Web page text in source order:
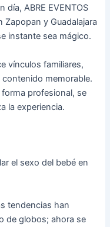
día, ABRE EVENTOS
Zapopan y Guadalajara
instante sea mágico.
vínculos familiares,
memorable.
profesional, se
la experiencia.
el sexo del bebé en
tendencias han
de globos; ahora se